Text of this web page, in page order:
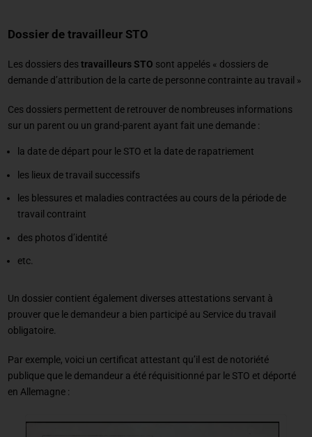
Dossier de travailleur STO
Les dossiers destravailleurs STO sont appelés « dossiers de
demande d’attribution de la carte de personne contrainte au travail »
Ces dossiers permettent de retrouver de nombreuses informations
sur un parent ou un grand-parent ayant fait une demande :
la date de départ pour le STO et la date de rapatriement
les lieux de travail successifs
les blessures et maladies contractées au cours de la période de
travail contraint
des photos d’identité
etc.
Un dossier contient également diverses attestations servant à
prouver que le demandeur a bien participé au Service du travail
obligatoire.
Par exemple, voici un certificat attestant qu’il est de notoriété
publique que le demandeur a été réquisitionné par le STO et déporté
en Allemagne :